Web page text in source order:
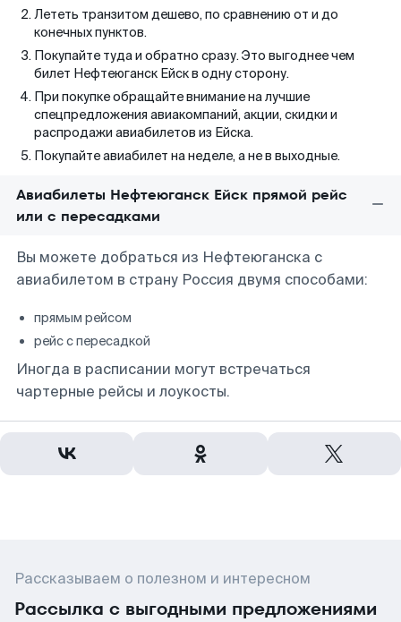
Лететь транзитом дешево, по сравнению от и до
конечных пунктов.
Покупайте туда и обратно сразу. Это выгоднее чем
билет Нефтеюганск Ейск в одну сторону.
При покупке обращайте внимание на лучшие
спецпредложения авиакомпаний, акции, скидки и
распродажи авиабилетов из Ейска.
Покупайте авиабилет на неделе, а не в выходные.
Авиабилеты Нефтеюганск Ейск прямой рейс
или с пересадками
Вы можете добраться из Нефтеюганска с
авиабилетом в страну Россия двумя способами:
прямым рейсом
рейс с пересадкой
Иногда в расписании могут встречаться
чартерные рейсы и лоукосты.
Рассказываем о полезном и интересном
Рассылка с выгодными предложениями